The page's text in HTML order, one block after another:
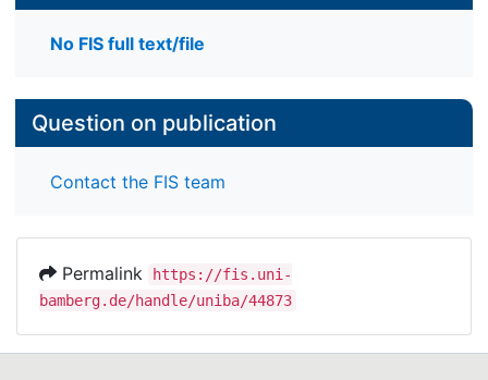
No FIS full text/file
Question on publication
Contact the FIS team
Permalink
https://fis.uni-
bamberg.de/handle/uniba/44873